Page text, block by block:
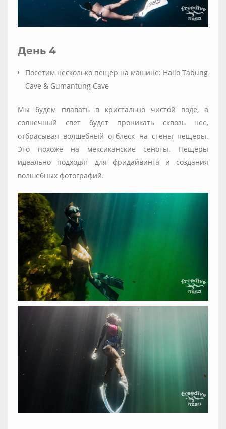
День 4
Посетим несколько пещер на машине: Hallo Tabung
Cave & Gumantung Cave
Мы будем плавать в кристально чистой воде, а
солнечный свет будет проникать сквозь нее,
отбрасывая волшебный отблеск на стены пещеры.
Это похоже на мексиканские сеноты. Пещеры
идеально подходят для фридайвинга и создания
волшебных фотографий.